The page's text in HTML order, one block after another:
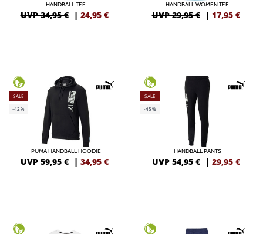
HANDBALL TEE
UVP 34,95 € | 24,95 €
HANDBALL WOMEN TEE
UVP 29,95 € | 17,95 €
SALE
-42%
PUMA HANDBALL HOODIE
UVP 59,95 € | 34,95 €
SALE
-45%
HANDBALL PANTS
UVP 54,95 € | 29,95 €